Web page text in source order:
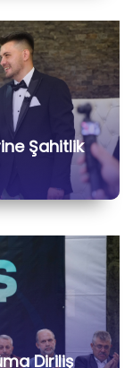
Şahitlik
Diriliş